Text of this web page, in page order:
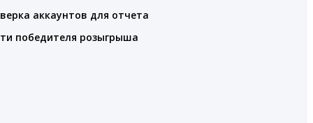
аккаунтов для отчета
победителя розыгрыша